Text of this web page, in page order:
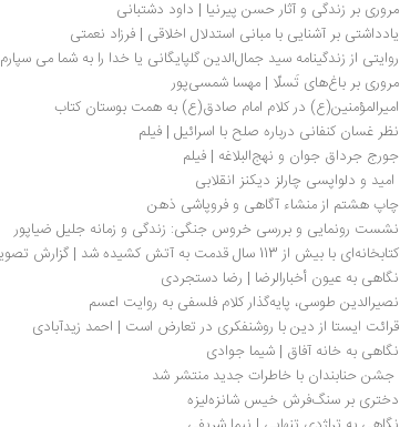
مروری بر زندگی و آثار حسن پیرنیا | داود دشتبانی
یادداشتی بر آشنایی با مبانی استدلال اخلاقی | فرزاد نعمتی
روایتی از زندگینامه سید جمال‌الدین گلپایگانی یا خدا را به شما می سپارم
مروری بر باغ‌های تَسلّا | مهسا شمسی‌پور
امیرالمؤمنین(ع) در کلام امام صادق(ع) به همت بوستان کتاب
نظر غسان کنفانی درباره صلح با اسرائیل | فیلم
جورج جرداق جوان و نهج‌البلاغه | فیلم
امید و دلواپسی چارلز دیکنز انقلابی
چاپ هشتم از منشاء آگاهی و فروپاشی ذهن
نشست رونمایی و بررسی خروس جنگی: زندگی و زمانه جلیل ضیاپور
کتابخانه‌ای با بیش از 113 سال قدمت به آتش کشیده شد | گزارش تصویری
نگاهی به عیون أخبارالرضا | رضا دستجردی
نصیرالدین طوسی، پایه‌گذار کلام فلسفی به روایت اعسم
قرائت ایستا از دین با روشنفکری در تعارض است | احمد زیدآبادی
نگاهی به خانه آفاق | شیما جوادی
جشن حنابندان با خاطرات جدید منتشر شد
دختری بر سنگ‌فرش خیس شانزه‌لیزه